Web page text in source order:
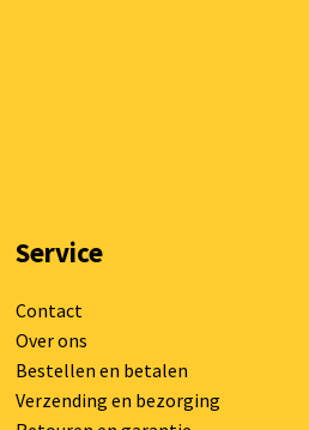
Service
Contact
Over ons
Bestellen en betalen
Verzending en bezorging